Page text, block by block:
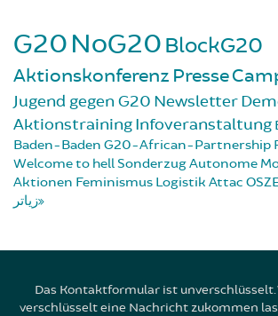
G20NoG20 BlockG20
Aktionskonferenz Presse
Jugend gegen G20 Newsletter
AktionstrainingInfoveranstaltung
Baden-Baden G20-African-Partnership
Welcome to hellSonderzugAutonome
Aktionen Feminismus Logistik Attac
زیاتر
Das Kontaktformular ist unverschlüsselt.
verschlüsselt eine Nachricht zukommen